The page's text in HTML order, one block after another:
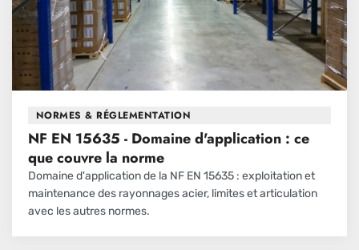
NORMES & RÉGLEMENTATION
NF EN 15635 - Domaine d'application : ce
que couvre la norme
Domaine d'application de la NF EN 15635 : exploitation et
maintenance des rayonnages acier, limites et articulation
avec les autres normes.